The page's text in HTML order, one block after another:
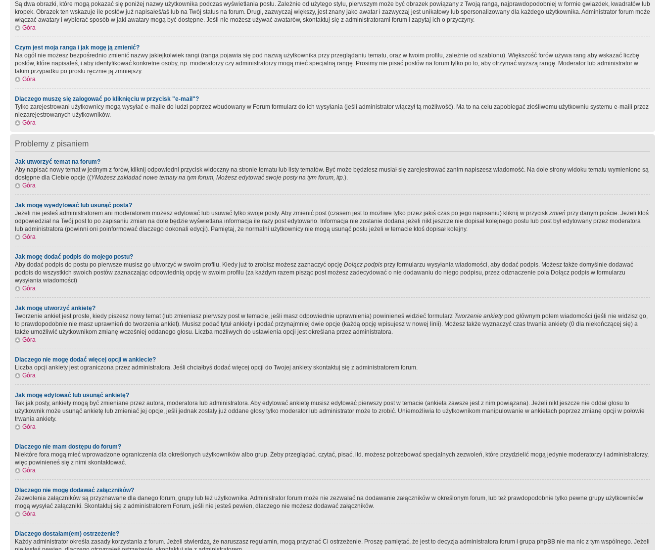
Są dwa obrazki, które mogą pokazać się poniżej nazwy użytkownika podczas wyświetlania postu. Zależnie od użytego stylu, pierwszym może być obrazek powiązany z Twoją rangą, najprawdopodobniej w formie gwiazdek, kwadratów lub
kropek. Obrazek ten wskazuje ile postów już napisałeś/aś lub na Twój status na forum. Drugi, zazwyczaj większy, jest znany jako awatar i zazwyczaj jest unikatowy lub spersonalizowany dla każdego użytkownika. Administrator forum może
włączać awatary i wybierać sposób w jaki awatary mogą być dostępne. Jeśli nie możesz używać awatarów, skontaktuj się z administratorami forum i zapytaj ich o przyczyny.
Góra
Czym jest moja ranga i jak mogę ją zmienić?
Na ogół nie możesz bezpośrednio zmienić nazwy jakiejkolwiek rangi (ranga pojawia się pod nazwą użytkownika przy przeglądaniu tematu, oraz w twoim profilu, zależnie od szablonu). Większość forów używa rang aby wskazać liczbę
postów, które napisałeś, i aby identyfikować konkretne osoby, np. moderatorzy czy administratorzy mogą mieć specjalną rangę. Prosimy nie pisać postów na forum tylko po to, aby otrzymać wyższą rangę. Moderator lub administrator w
takim przypadku po prostu ręcznie ją zmniejszy.
Góra
Dlaczego muszę się zalogować po kliknięciu w przycisk "e-mail"?
Tylko zarejestrowani użytkownicy mogą wysyłać e-maile do ludzi poprzez wbudowany w Forum formularz do ich wysyłania (jeśli administrator włączył tą możliwość). Ma to na celu zapobiegać złośliwemu użytkowniu systemu e-maili przez
niezarejestrowanych użytkowników.
Góra
Problemy z pisaniem
Jak utworzyć temat na forum?
Aby napisać nowy temat w jednym z forów, kliknij odpowiedni przycisk widoczny na stronie tematu lub listy tematów. Być może będziesz musiał się zarejestrować zanim napiszesz wiadomość. Na dole strony widoku tematu wymienione są
dostępne dla Ciebie opcje ((YMożesz zakładać nowe tematy na tym forum, Możesz edytować swoje posty na tym forum, itp.).
Góra
Jak mogę wyedytować lub usunąć posta?
Jeżeli nie jesteś administratorem ani moderatorem możesz edytować lub usuwać tylko swoje posty. Aby zmienić post (czasem jest to możliwe tylko przez jakiś czas po jego napisaniu) kliknij w przycisk zmień przy danym poście. Jeżeli ktoś
odpowiedział na Twój post to po zapisaniu zmian na dole będzie wyświetlana informacja ile razy post edytowano. Informacja nie zostanie dodana jeżeli nikt jeszcze nie dopisał kolejnego postu lub post był edytowany przez moderatora
lub administratora (powinni oni poinformować dlaczego dokonali edycji). Pamiętaj, że normalni użytkownicy nie mogą usunąć postu jeżeli w temacie ktoś dopisał kolejny.
Góra
Jak mogę dodać podpis do mojego postu?
Aby dodać podpis do postu po pierwsze musisz go utworzyć w swoim profilu. Kiedy już to zrobisz możesz zaznaczyć opcję Dołącz podpis przy formularzu wysyłania wiadomości, aby dodać podpis. Możesz także domyślnie dodawać
podpis do wszystkich swoich postów zaznaczając odpowiednią opcję w swoim profilu (za każdym razem pisząc post możesz zadecydować o nie dodawaniu do niego podpisu, przez odznaczenie pola Dołącz podpis w formularzu
wysyłania wiadomości)
Góra
Jak mogę utworzyć ankietę?
Tworzenie ankiet jest proste, kiedy piszesz nowy temat (lub zmieniasz pierwszy post w temacie, jeśli masz odpowiednie uprawnienia) powinieneś widzieć formularz Tworzenie ankietypod głównym polem wiadomości (jeśli nie widzisz go,
to prawdopodobnie nie masz uprawnień do tworzenia ankiet). Musisz podać tytuł ankiety i podać przynajmniej dwie opcje (każdą opcję wpisujesz w nowej linii). Możesz także wyznaczyć czas trwania ankiety (0 dla niekończącej się) a
także umożliwić użytkownikom zmianę wcześniej oddanego głosu. Liczba możliwych do ustawienia opcji jest określana przez administratora.
Góra
Dlaczego nie mogę dodać więcej opcji w ankiecie?
Liczba opcji ankiety jest ograniczona przez administratora. Jeśli chciałbyś dodać więcej opcji do Twojej ankiety skontaktuj się z administratorem forum.
Góra
Jak mogę edytować lub usunąć ankietę?
Tak jak posty, ankiety mogą być zmieniane przez autora, moderatora lub administratora. Aby edytować ankietę musisz edytować pierwszy post w temacie (ankieta zawsze jest z nim powiązana). Jeżeli nikt jeszcze nie oddał głosu to
użytkownik może usunąć ankietę lub zmieniać jej opcje, jeśli jednak zostały już oddane głosy tylko moderator lub administrator może to zrobić. Uniemożliwia to użytkownikom manipulowanie w ankietach poprzez zmianę opcji w połowie
trwania ankiety.
Góra
Dlaczego nie mam dostępu do forum?
Niektóre fora mogą mieć wprowadzone ograniczenia dla określonych użytkowników albo grup. Żeby przeglądać, czytać, pisać, itd. możesz potrzebować specjalnych zezwoleń, które przydzielić mogą jedynie moderatorzy i administratorzy,
więc powinieneś się z nimi skontaktować.
Góra
Dlaczego nie mogę dodawać załączników?
Zezwolenia załączników są przyznawane dla danego forum, grupy lub też użytkownika. Administrator forum może nie zezwalać na dodawanie załączników w określonym forum, lub też prawdopodobnie tylko pewne grupy użytkowników
mogą wysyłać załączniki. Skontaktuj się z administratorem Forum, jeśli nie jesteś pewien, dlaczego nie możesz dodawać załączników.
Góra
Dlaczego dostałam(em) ostrzeżenie?
Każdy administrator określa zasady korzystania z forum. Jeżeli stwierdzą, że naruszasz regulamin, mogą przyznać Ci ostrzeżenie. Proszę pamiętać, że jest to decyzja administratora forum i grupa phpBB nie ma nic z tym wspólnego. Jeżeli